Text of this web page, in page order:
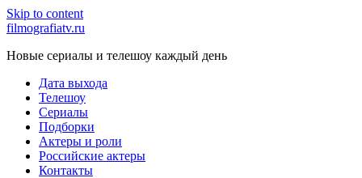
Skip to content
filmografiatv.ru
Новые сериалы и телешоу каждый день
Дата выхода
Телешоу
Сериалы
Подборки
Актеры и роли
Российские актеры
Контакты